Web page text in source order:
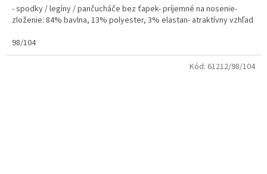
- spodky / legíny / pančucháče bez ťapek- príjemné na nosenie-
zloženie: 84% bavlna, 13% polyester, 3% elastan- atraktívny vzhľad
98/104
Kód: 61212/98/104